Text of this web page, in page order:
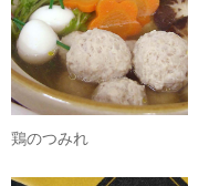
鶏のつみれ